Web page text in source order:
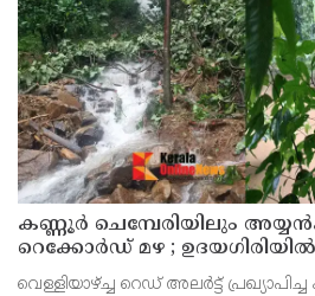
കണ്ണൂർ ചെമ്പേരിയിലും
റെക്കോർഡ് മഴ ;
ഉരുൾപൊട്ടൽ; 13 പേരെ
വെള്ളിയാഴ്ച്ച റെഡ് അലർട്ട്